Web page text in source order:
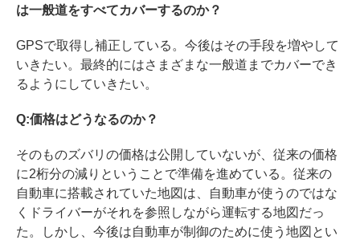
は一般道をすべてカバーするのか？
GPSで取得し補正している。今後はその手段を増やして
いきたい。最終的にはさまざまな一般道までカバーでき
るようにしていきたい。
Q:価格はどうなるのか？
そのものズバリの価格は公開していないが、従来の価格
に2桁分の減りということで準備を進めている。従来の
自動車に搭載されていた地図は、自動車が使うのではな
くドライバーがそれを参照しながら運転する地図だっ
た。しかし、今後は自動車が制御のために使う地図とい